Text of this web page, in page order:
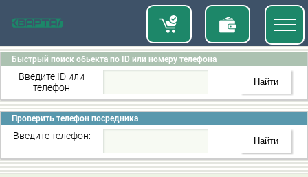
Быстрый поиск обьекта по ID или номеру телефона
Введите ID или
телефон
Проверить телефон посредника
Введите телефон: